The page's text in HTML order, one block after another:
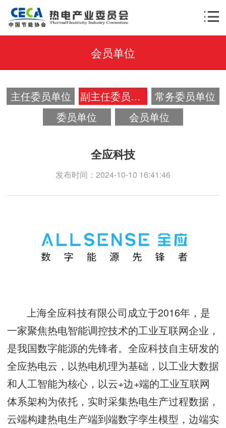
会员单位
主任委员单位 副主任委员单位
常务委员单位
委员单位
会员单位
全应科技
发布时间：2024-10-10 16:41:46
上海全应科技有限公司成立于2016年，是
一家聚焦热电智能调控技术的工业互联网企业，
是我国数字能源的先锋者。全应科技自主研发的
全应热电云，以热电机理为基础，以工业大数据
和人工智能为核心，以云+边+端的工业互联网
体系架构为依托，实时采集热电生产过程数据，
云端构建热电生产端到端数字孪生模型，边端实
AI智能助手
您好，我是智能助手热小电，很高兴为您服
1.委员会的服务有哪些？